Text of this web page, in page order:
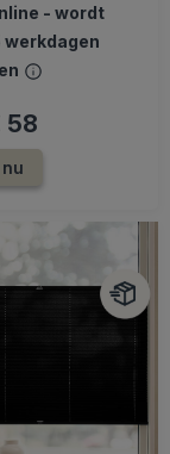
- wordt
werkdagen
58